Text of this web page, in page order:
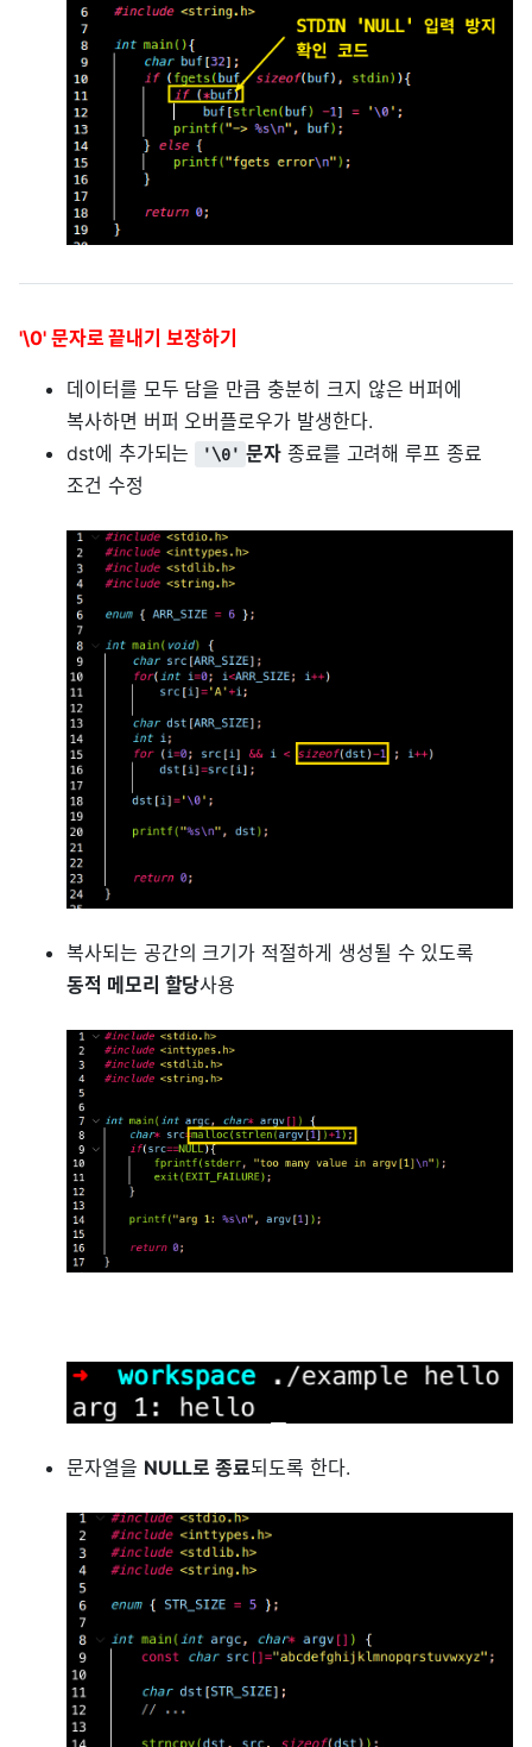
'\0' 문자로 끝내기 보장하기
데이터를 모두 담을 만큼 충분히 크지 않은 버퍼에
복사하면 버퍼 오버플로우가 발생한다.
dst에 추가되는
'\0' 문자종료를 고려해 루프 종료
조건 수정
복사되는 공간의 크기가 적절하게 생성될 수 있도록
동적 메모리 할당사용
문자열을 NULL로 종료되도록 한다.